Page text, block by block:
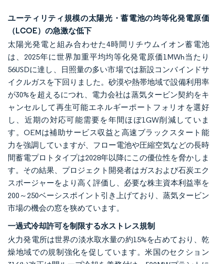
ユーティリティ規模の太陽光・蓄電池の均等化発電原価
（LCOE）の急激な低下
太陽光発電と組み合わせた4時間リチウムイオン蓄電池
は、2025年に世界加重平均均等化発電原価1MWh当たり
56USDに達し、日照量の多い市場では新設コンバインドサ
イクルガスを下回りました。砂漠や熱帯地域で設備利用率
が30%を超えるにつれ、電力会社は蒸気タービン契約をキ
ャンセルして再生可能エネルギーポートフォリオを選好
し、近期の対応可能需要を年間ほぼ1GW削減していま
す。OEMは補助サービス収益と高速ブラックスタート能
力を強調していますが、フロー電池や圧縮空気などの長時
間蓄電プロトタイプは2028年以降にこの優位性を脅かしま
す。その結果、プロジェクト開発者はガスおよび石炭エク
スポージャーをより高く評価し、必要な株主資本利益率を
200～250ベーシスポイント引き上げており、蒸気タービン
市場の機会の窓を狭めています。
一過式冷却許可を制限する水ストレス規制
火力発電所は世界の淡水取水量の約15%を占めており、乾
燥地域での規制強化を促しています。米国のセクション